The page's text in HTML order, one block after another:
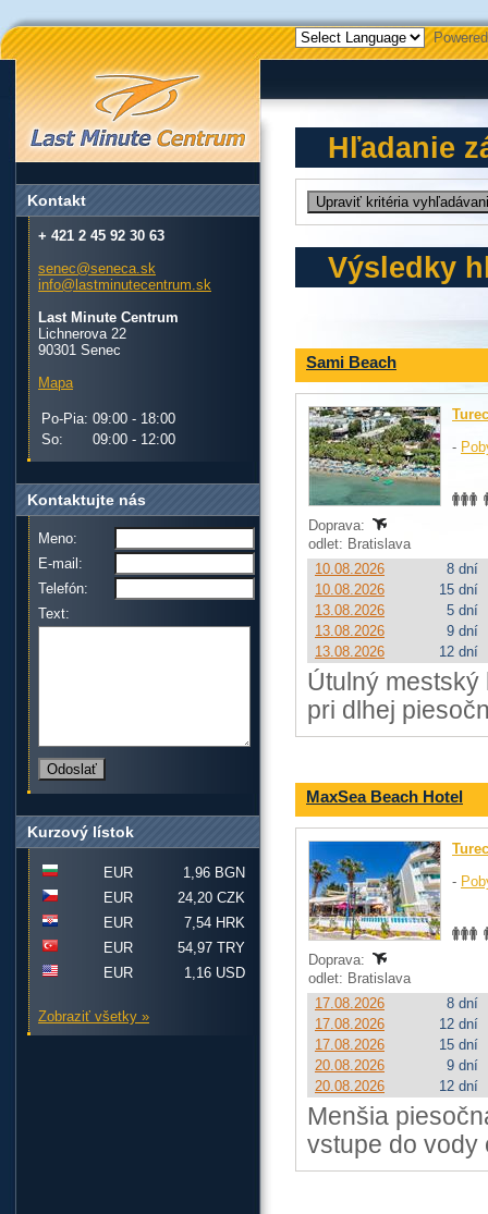
Hľadanie
Výsledky
Sami Beach
-
Doprava:
odlet: Bratislava
10.08.2026
8 dní
10.08.2026
15 dní
13.08.2026
5 dní
13.08.2026
9 dní
13.08.2026
12 dní
Útulný mestský
pri dlhej
MaxSea Beach Hotel
-
Doprava:
odlet: Bratislava
17.08.2026
8 dní
17.08.2026
12 dní
17.08.2026
15 dní
20.08.2026
9 dní
20.08.2026
12 dní
Menšia
vstupe do vody
Kontakt
+ 421 2 45 92 30 63
senec@seneca.sk
info@lastminutecentrum.sk
Last Minute Centrum
Lichnerova 22
90301 Senec
Mapa
Po-Pia: 09:00 - 18:00
So:
09:00 - 12:00
Kontaktujte nás
Meno:
E-mail:
Telefón:
Text:
Kurzový lístok
EUR
1,96 BGN
EUR
24,20 CZK
EUR
7,54 HRK
EUR
54,97 TRY
EUR
1,16 USD
Zobraziť všetky »